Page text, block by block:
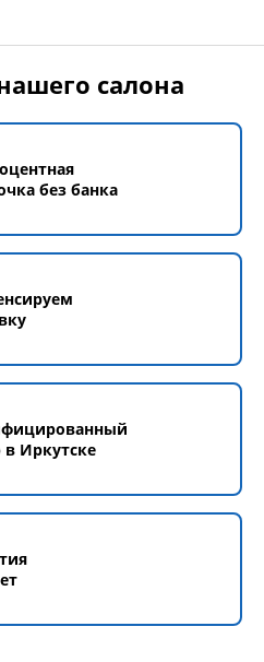
салона
без банка
в Иркутске